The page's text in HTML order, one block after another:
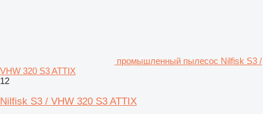
промышленный пылесос Nilfisk S3 /
VHW 320 S3 ATTIX
12
Nilfisk S3 / VHW 320 S3 ATTIX